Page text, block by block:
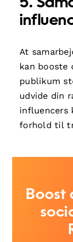
5.
At
kan booste
publikum
udvide din
influencers
forhold til
Boost